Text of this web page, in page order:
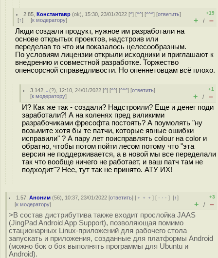
2.85 ,Константавр (ok), 15:30, 23/01/2022 [^] [^^] [^^^] [ответить]
[↑] [к модератору]
+19
+ / –
Люди создали продукт, нужное им разработали на
основе открытых проектов, надстроив или
переделав то что им показалось целесообразным.
По условиям лицензии открыли исходники и приглашают к
внедрению и совместной разработке. Торжество
опенсорсной справедливости. Но опеннетовцам всё плохо.
3.142 ,. (?), 12:10, 24/01/2022 [^] [^^] [^^^] [ответить]
[к модератору]
+1
+ / –
И? Как же так - создали? Надстроили? Еще и денег поди
заработали?! А на коленях пред виликими
разрабочиками фресофта постоять? А поумолять "ну
возьмите хотя бы те патчи, которые явные ошибки
исправили" ? А пару лет поисправлять colour на color и
обратно, чтобы потом пойти лесом потому что "эта
версия не поддерживается, а в новой мы все переделали
так что вообще ничего не работает, и ваш патч там не
подходит"? Нее, тут так не принято. АТУ ИХ!
1.57 ,Аноним (56), 10:37, 23/01/2022 [ответить] [ ﹢﹢﹢] [ · · ·][↑]
[к модератору]
+3
+ / –
>В состав дистрибутива также входит прослойка JAAS
(JingPad Android App Support), позволяющая помимо
стационарных Linux-приложений для рабочего стола
запускать и приложения, созданные для платформы Android
(можно бок о бок выполнять программы для Ubuntu и
Android).